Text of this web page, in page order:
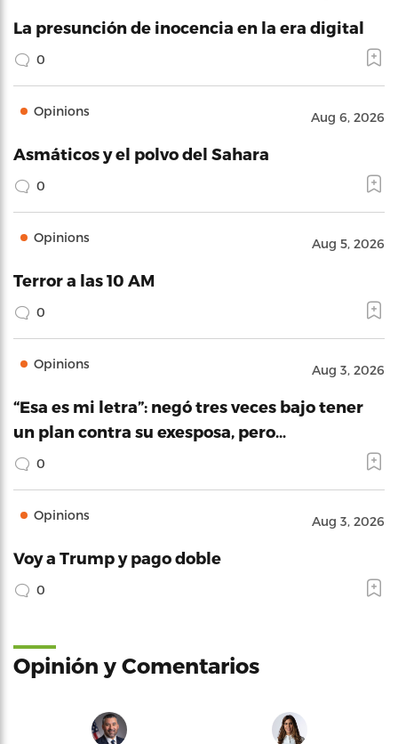
La presunción de inocencia en la era digital
0
Opinions Aug 6, 2026
Asmáticos y el polvo del Sahara
0
Opinions Aug 5, 2026
Terror a las 10 AM
0
Opinions Aug 3, 2026
“Esa es mi letra”: negó tres veces bajo tener
un plan contra su exesposa, pero…
0
Opinions Aug 3, 2026
Voy a Trump y pago doble
0
Opinión y Comentarios